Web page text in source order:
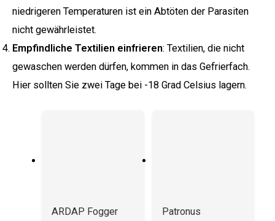
niedrigeren Temperaturen ist ein Abtöten der Parasiten
nicht gewährleistet.
Empfindliche Textilien einfrieren: Textilien, die nicht
gewaschen werden dürfen, kommen in das Gefrierfach.
Hier sollten Sie zwei Tage bei -18 Grad Celsius lagern.
ARDAP Fogger
Patronus